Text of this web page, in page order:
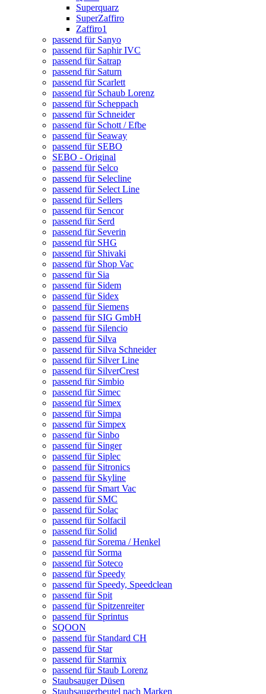
Superquarz
SuperZaffiro
Zaffiro1
passend für Sanyo
passend für Saphir IVC
passend für Satrap
passend für Saturn
passend für Scarlett
passend für Schaub Lorenz
passend für Scheppach
passend für Schneider
passend für Schott / Efbe
passend für Seaway
passend für SEBO
SEBO - Original
passend für Selco
passend für Selecline
passend für Select Line
passend für Sellers
passend für Sencor
passend für Serd
passend für Severin
passend für SHG
passend für Shivaki
passend für Shop Vac
passend für Sia
passend für Sidem
passend für Sidex
passend für Siemens
passend für SIG GmbH
passend für Silencio
passend für Silva
passend für Silva Schneider
passend für Silver Line
passend für SilverCrest
passend für Simbio
passend für Simec
passend für Simex
passend für Simpa
passend für Simpex
passend für Sinbo
passend für Singer
passend für Siplec
passend für Sitronics
passend für Skyline
passend für Smart Vac
passend für SMC
passend für Solac
passend für Solfacil
passend für Solid
passend für Sorema / Henkel
passend für Sorma
passend für Soteco
passend für Speedy
passend für Speedy, Speedclean
passend für Spit
passend für Spitzenreiter
passend für Sprintus
SQOON
passend für Standard CH
passend für Star
passend für Starmix
passend für Staub Lorenz
Staubsauger Düsen
Staubsaugerbeutel nach Marken